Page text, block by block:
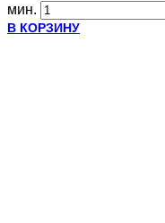
мин.
В КОРЗИНУ